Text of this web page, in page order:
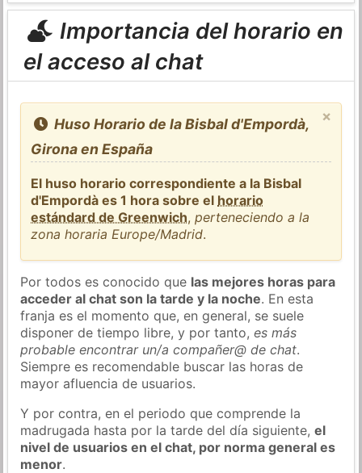
Importancia del horario en
el acceso al chat
×
Huso Horario de la Bisbal d'Empordà,
Girona en España
El huso horario correspondiente a la Bisbal
d'Empordà es 1 hora sobre el horario
estándard de Greenwich,perteneciendo a la
zona horaria Europe/Madrid.
Por todos es conocido que las mejores horas para
acceder al chat son la tarde y la noche. En esta
franja es el momento que, en general, se suele
disponer de tiempo libre, y por tanto,es más
probable encontrar un/a compañer@ de chat.
Siempre es recomendable buscar las horas de
mayor afluencia de usuarios.
Y por contra, en el periodo que comprende la
madrugada hasta por la tarde del día siguiente,el
nivel de usuarios en el chat, por norma general es
menor.